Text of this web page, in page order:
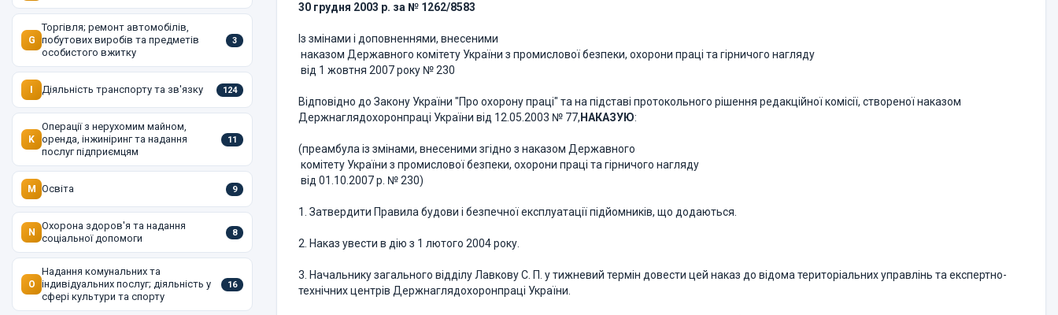
G
Торгівля; ремонт автомобілів,
побутових виробів та предметів
особистого вжитку
3
I Діяльність транспорту та зв'язку 124
K
Операції з нерухомим майном,
оренда, інжиніринг та надання
послуг підприємцям
11
M Освіта 9
N
Охорона здоров'я та надання
соціальної допомоги
8
O
Надання комунальних та
індивідуальних послуг; діяльність у
сфері культури та спорту
16
30 грудня 2003 р. за № 1262/8583
Із змінами і доповненнями, внесеними
наказом Державного комітету України з промислової безпеки, охорони праці та гірничого нагляду
від 1 жовтня 2007 року № 230
Відповідно до Закону України "Про охорону праці" та на підставі протокольного рішення редакційної комісії, створеної наказом
Держнаглядохоронпраці України від 12.05.2003 № 77, НАКАЗУЮ:
(преамбула із змінами, внесеними згідно з наказом Державного
комітету України з промислової безпеки, охорони праці та гірничого нагляду
від 01.10.2007 р. № 230)
1. Затвердити Правила будови і безпечної експлуатації підйомників, що додаються.
2. Наказ увести в дію з 1 лютого 2004 року.
3. Начальнику загального відділу Лавкову С. П. у тижневий термін довести цей наказ до відома територіальних управлінь та експертно-
технічних центрів Держнаглядохоронпраці України.